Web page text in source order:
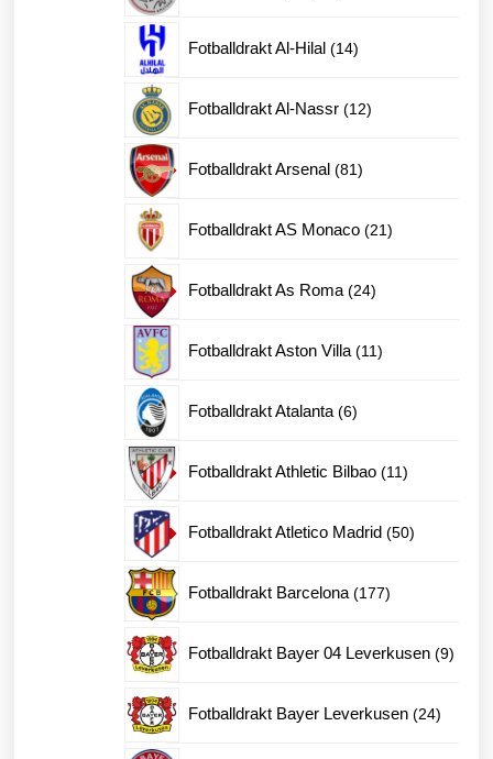
Fotballdrakt Al-Hilal 1414
Fotballdrakt Al-Nassr 1212
Fotballdrakt Arsenal 8181
Fotballdrakt AS Monaco 2121
Fotballdrakt As Roma 2424
Fotballdrakt Aston Villa 1111
Fotballdrakt Atalanta 66
Fotballdrakt Athletic Bilbao 1111
Fotballdrakt Atletico Madrid 5050
Fotballdrakt Barcelona 177177
Fotballdrakt Bayer 04 Leverkusen 99
Fotballdrakt Bayer Leverkusen 2424